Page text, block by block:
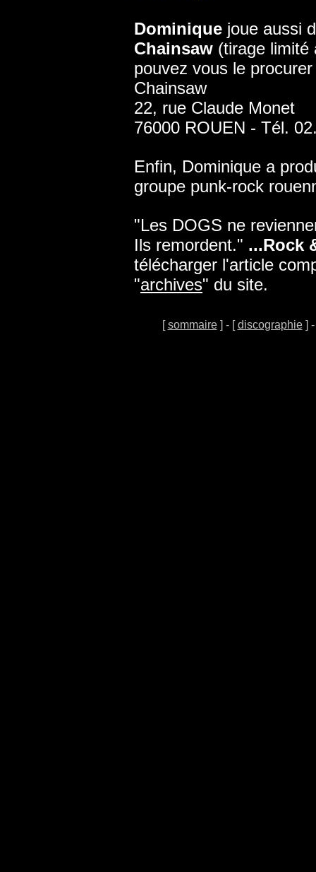
Dominique joue aussi
Chainsaw (tirage limité
pouvez vous le
Chainsaw
22, rue Claude Monet
76000 ROUEN - Tél.
Enfin, Dominique a
groupe punk-rock
"Les DOGS ne
Ils remordent." ...Rock
télécharger l'article
"archives" du site.
[sommaire] - [discographie]